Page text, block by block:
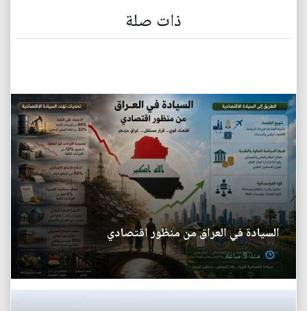
ذات صلة
السيادة في العراق من منظور اقتصادي
منذ 9 ساعة